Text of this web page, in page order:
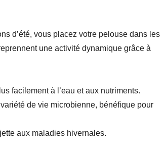
d’été, vous placez votre pelouse dans les
une activité dynamique grâce à
facilement à l’eau et aux nutriments.
de vie microbienne, bénéfique pour
aux maladies hivernales.